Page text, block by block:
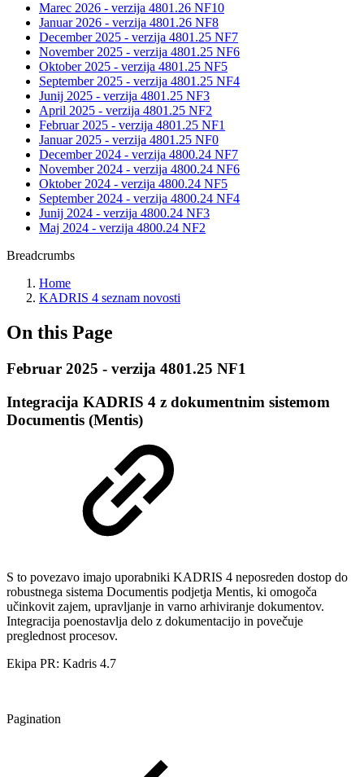
Marec 2026 - verzija 4801.26 NF10
Januar 2026 - verzija 4801.26 NF8
December 2025 - verzija 4801.25 NF7
November 2025 - verzija 4801.25 NF6
Oktober 2025 - verzija 4801.25 NF5
September 2025 - verzija 4801.25 NF4
Junij 2025 - verzija 4801.25 NF3
April 2025 - verzija 4801.25 NF2
Februar 2025 - verzija 4801.25 NF1
Januar 2025 - verzija 4801.25 NF0
December 2024 - verzija 4800.24 NF7
November 2024 - verzija 4800.24 NF6
Oktober 2024 - verzija 4800.24 NF5
September 2024 - verzija 4800.24 NF4
Junij 2024 - verzija 4800.24 NF3
Maj 2024 - verzija 4800.24 NF2
Breadcrumbs
Home
KADRIS 4 seznam novosti
On this Page
Februar 2025 - verzija 4801.25 NF1
Integracija KADRIS 4 z dokumentnim sistemom
Documentis (Mentis)
S to povezavo imajo uporabniki KADRIS 4 neposreden dostop do
robustnega sistema Documentis podjetja Mentis, ki omogoča
učinkovit zajem, upravljanje in varno arhiviranje dokumentov.
Integracija poenostavlja delo z dokumentacijo in povečuje
preglednost procesov.
Ekipa PR: Kadris 4.7
Pagination